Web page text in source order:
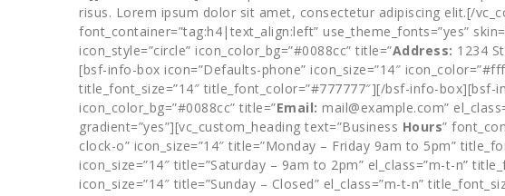
risus. Lorem ipsum dolor sit amet, consectetur adipiscing elit.[/
font_container=”tag:h4|text_align:left” use_theme_fonts=”yes”
icon_style=”circle” icon_color_bg=”#0088cc” title=”Address: 1234
[bsf-info-box icon=”Defaults-phone” icon_size=”14″
title_font_size=”14″ title_font_color=”#777777″][/bsf-info-box][bsf-
icon_color_bg=”#0088cc” title=”Email: mail@example.com”
gradient=”yes”][vc_custom_heading text=”Business Hours”
clock-o” icon_size=”14″ title=”Monday – Friday 9am to 5pm”
icon_size=”14″ title=”Saturday – 9am to 2pm” el_class=”m-t-n”
icon_size=”14″ title=”Sunday – Closed” el_class=”m-t-n”